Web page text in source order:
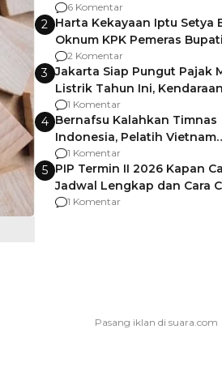
Gagalnya Negara Jamin
6 Komentar
2 Harta Kekayaan Iptu Setya
Oknum KPK Pemeras Bupati
Pemalang
2 Komentar
3 Jakarta Siap Pungut Pajak
Listrik Tahun Ini,
Kena hingga 75% PKB
1 Komentar
4 Bernafsu Kalahkan Timnas
Indonesia, Pelatih Vietnam
Berencana Pakai Jimat di
1 Komentar
5 PIP Termin II 2026 Kapan
Jadwal Lengkap dan Cara
agar Dana Tidak Hangus!
1 Komentar